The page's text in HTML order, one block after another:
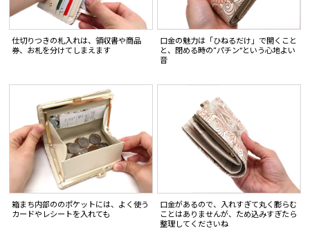
仕切りつきの札入れは、領収書や商品
券、お札を分けてしまえます
口金の魅力は「ひねるだけ」で開くこと
と、閉める時の“パチン”という心地よい
音
箱まち内部ののポケットには、よく使う
カードやレシートを入れても
口金があるので、入れすぎて丸く膨らむ
ことはありませんが、ため込みすぎたら
整理してくださいね